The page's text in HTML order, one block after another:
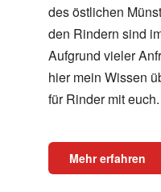
des östlichen
den Rindern sind
Aufgrund vieler
hier mein Wissen
für Rinder mit euch.
Mehr erfahren